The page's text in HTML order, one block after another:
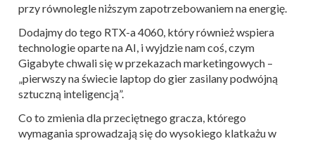
przy równolegle niższym zapotrzebowaniem na energię.
Dodajmy do tego RTX-a 4060, który również wspiera
technologie oparte na AI, i wyjdzie nam coś, czym
Gigabyte chwali się w przekazach marketingowych –
„pierwszy na świecie laptop do gier zasilany podwójną
sztuczną inteligencją”.
Co to zmienia dla przeciętnego gracza, którego
wymagania sprowadzają się do wysokiego klatkażu w